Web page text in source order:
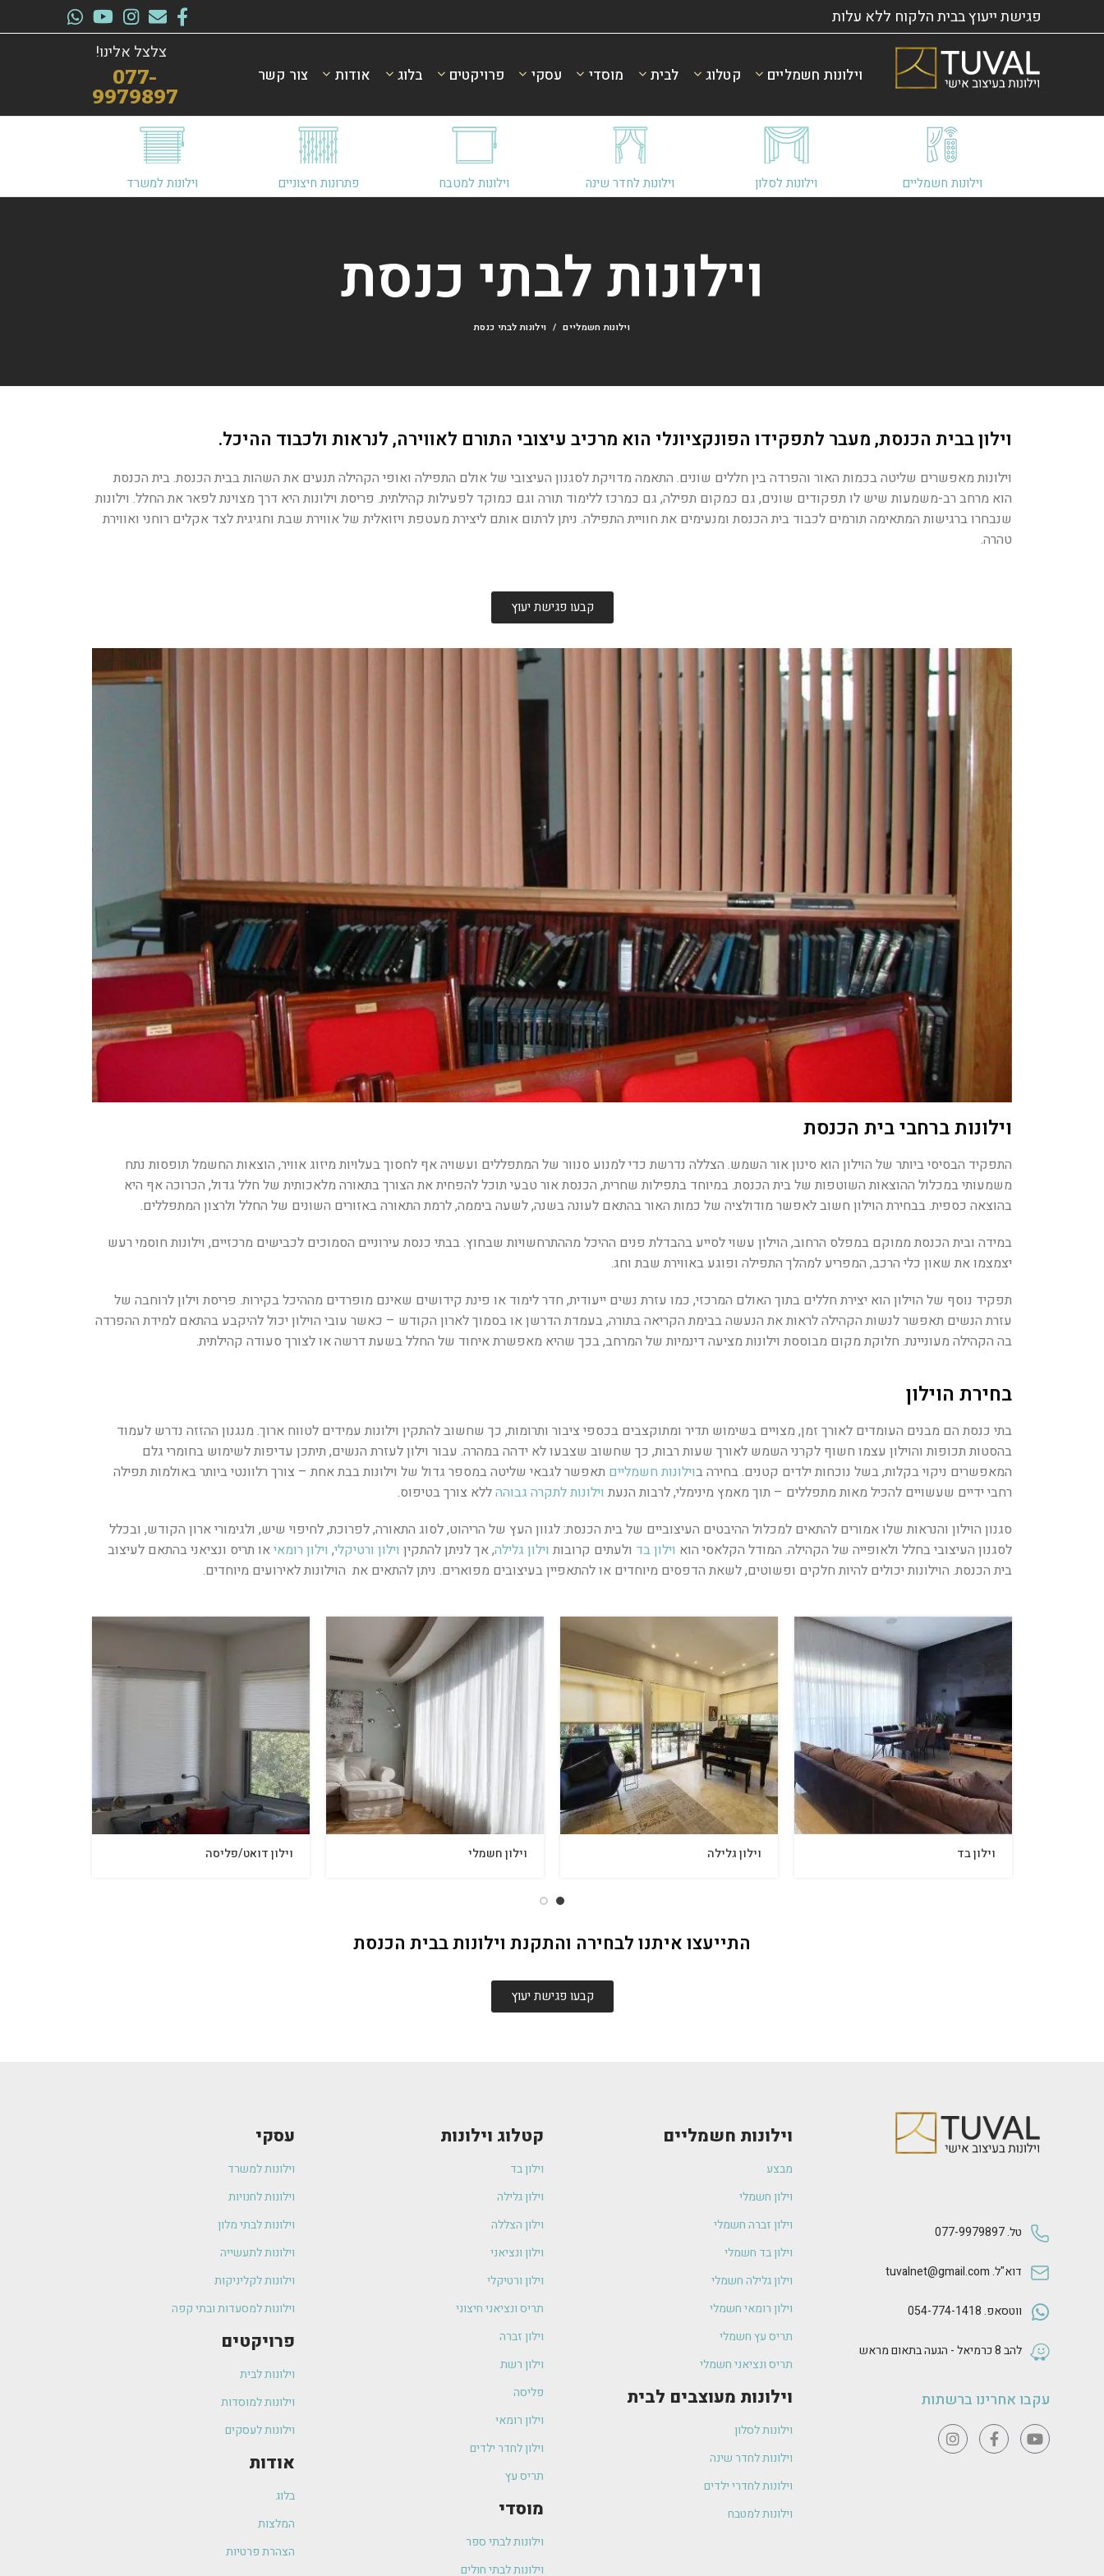
פגישת ייעוץ בבית הלקוח ללא עלות
וילונות חשמליים קטלוג לבית מוסדי עסקי פרויקטים בלוג אודות צור קשר
צלצל אלינו!
077-
9979897
וילונות חשמליים וילונות לסלון וילונות לחדר שינה וילונות למטבח פתרונות חיצוניים וילונות למשרד
וילונות לבתי כנסת
וילונות חשמליים וילונות לבתי כנסת
וילון בבית הכנסת, מעבר לתפקידו הפונקציונלי הוא מרכיב עיצובי התורם לאווירה, לנראות ולכבוד ההיכל.
וילונות מאפשרים שליטה בכמות האור והפרדה בין חללים שונים. התאמה מדויקת לסגנון העיצובי של אולם התפילה ואופי הקהילה תנעים את השהות בבית הכנסת. בית הכנסת
הוא מרחב רב-משמעות שיש לו תפקודים שונים, גם כמקום תפילה, גם כמרכז ללימוד תורה וגם כמוקד לפעילות קהילתית. פריסת וילונות היא דרך מצוינת לפאר את החלל. וילונות
שנבחרו ברגישות המתאימה תורמים לכבוד בית הכנסת ומנעימים את חוויית התפילה. ניתן לרתום אותם ליצירת מעטפת ויזואלית של אווירת שבת וחגיגית לצד אקלים רוחני ואווירת
טהרה.
קבעו פגישת יעוץ
וילונות ברחבי בית הכנסת
התפקיד הבסיסי ביותר של הוילון הוא סינון אור השמש. הצללה נדרשת כדי למנוע סנוור של המתפללים ועשויה אף לחסוך בעלויות מיזוג אוויר, הוצאות החשמל תופסות נתח
משמעותי במכלול ההוצאות השוטפות של בית הכנסת. במיוחד בתפילות שחרית, הכנסת אור טבעי תוכל להפחית את הצורך בתאורה מלאכותית של חלל גדול, הכרוכה אף היא
בהוצאה כספית. בבחירת הוילון חשוב לאפשר מודולציה של כמות האור בהתאם לעונה בשנה, לשעה ביממה, לרמת התאורה באזורים השונים של החלל ולרצון המתפללים.
במידה ובית הכנסת ממוקם במפלס הרחוב, הוילון עשוי לסייע בהבדלת פנים ההיכל מההתרחשויות שבחוץ. בבתי כנסת עירוניים הסמוכים לכבישים מרכזיים, וילונות חוסמי רעש
יצמצמו את שאון כלי הרכב, המפריע למהלך התפילה ופוגע באווירת שבת וחג.
תפקיד נוסף של הוילון הוא יצירת חללים בתוך האולם המרכזי, כמו עזרת נשים ייעודית, חדר לימוד או פינת קידושים שאינם מופרדים מההיכל בקירות. פריסת וילון לרוחבה של
עזרת הנשים תאפשר לנשות הקהילה לראות את הנעשה בבימת הקריאה בתורה, בעמדת הדרשן או בסמוך לארון הקודש – כאשר עובי הוילון יכול להיקבע בהתאם למידת ההפרדה
בה הקהילה מעוניינת. חלוקת מקום מבוססת וילונות מציעה דינמיות של המרחב, בכך שהיא מאפשרת איחוד של החלל בשעת דרשה או לצורך סעודה קהילתית.
בחירת הוילון
בתי כנסת הם מבנים העומדים לאורך זמן, מצויים בשימוש תדיר ומתוקצבים בכספי ציבור ותרומות, כך שחשוב להתקין וילונות עמידים לטווח ארוך. מנגנון ההזזה נדרש לעמוד
בהסטות תכופות והוילון עצמו חשוף לקרני השמש לאורך שעות רבות, כך שחשוב שצבעו לא ידהה במהרה. עבור וילון לעזרת הנשים, תיתכן עדיפות לשימוש בחומרי גלם
המאפשרים ניקוי בקלות, בשל נוכחות ילדים קטנים. בחירה בוילונות חשמליים תאפשר לגבאי שליטה במספר גדול של וילונות בבת אחת – צורך רלוונטי ביותר באולמות תפילה
רחבי ידיים שעשויים להכיל מאות מתפללים – תוך מאמץ מינימלי, לרבות הנעת וילונות לתקרה גבוההללא צורך בטיפוס.
סגנון הוילון והנראות שלו אמורים להתאים למכלול ההיבטים העיצוביים של בית הכנסת: לגוון העץ של הריהוט, לסוג התאורה, לפרוכת, לחיפוי שיש, ולגימורי ארון הקודש, ובכלל
לסגנון העיצובי בחלל ולאופייה של הקהילה. המודל הקלאסי הוא וילון בד ולעתים קרובות וילון גלילה, אך לניתן להתקין וילון ורטיקלי, וילון רומאיאו תריס ונציאני בהתאם לעיצוב
בית הכנסת. הוילונות יכולים להיות חלקים ופשוטים, לשאת הדפסים מיוחדים או להתאפיין בעיצובים מפוארים. ניתן להתאים את הוילונות לאירועים מיוחדים.
וילון בד וילון גלילה וילון חשמלי וילון דואט/פליסה
התייעצו איתנו לבחירה והתקנת וילונות בבית הכנסת
קבעו פגישת יעוץ
טל. 077-9979897
דוא"ל. tuvalnet@gmail.com
ווטסאפ. 054-774-1418
להב 8 כרמיאל - הגעה בתאום מראש
עקבו אחרינו ברשתות
וילונות חשמליים
מבצע
וילון חשמלי
וילון זברה חשמלי
וילון בד חשמלי
וילון גלילה חשמלי
וילון רומאי חשמלי
תריס עץ חשמלי
תריס ונציאני חשמלי
וילונות מעוצבים לבית
וילונות לסלון
וילונות לחדר שינה
וילונות לחדרי ילדים
וילונות למטבח
קטלוג וילונות
וילון בד
וילון גלילה
וילון הצללה
וילון ונציאני
וילון ורטיקלי
תריס ונציאני חיצוני
וילון זברה
וילון רשת
פליסה
וילון רומאי
וילון לחדר ילדים
תריס עץ
מוסדי
וילונות לבתי ספר
וילונות לבתי חולים
עסקי
וילונות למשרד
וילונות לחנויות
וילונות לבתי מלון
וילונות לתעשייה
וילונות לקליניקות
וילונות למסעדות ובתי קפה
פרויקטים
וילונות לבית
וילונות למוסדות
וילונות לעסקים
אודות
בלוג
המלצות
הצהרת פרטיות